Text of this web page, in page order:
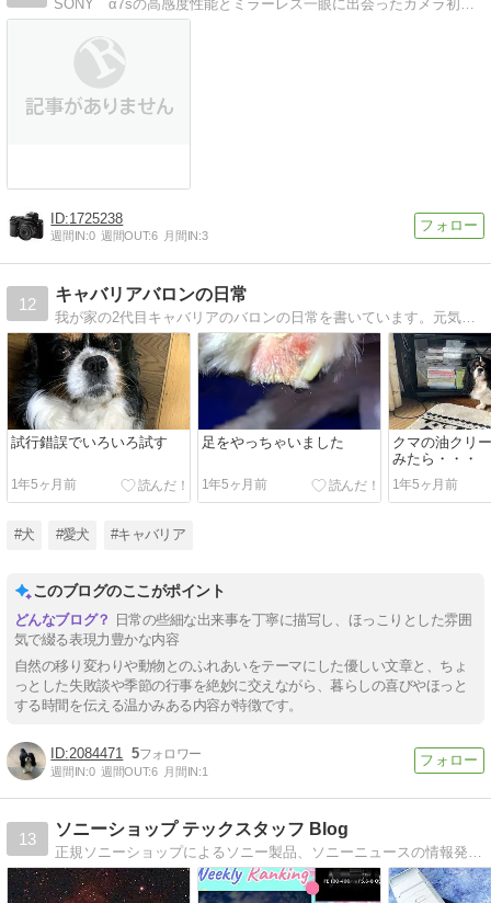
1725238
週間IN:0 週間OUT:6 月間IN:3
12
キャバリアバロンの日常
我が家の2代目キャバリアのバロンの日常を書いています。元気度マックスのバロンをよろしくお願いします。
試行錯誤でいろいろ試す
1年5ヶ月前
足をやっちゃいました
1年5ヶ月前
クマの油クリ
みたら・・・
1年5ヶ月前
#犬 #愛犬 #キャバリア
このブログのここがポイント
日常の些細な出来事を丁寧に描写し、ほっこりとした雰囲
気で綴る表現力豊かな内容
自然の移り変わりや動物とのふれあいをテーマにした優しい文章と、ちょ
っとした失敗談や季節の行事を絶妙に交えながら、暮らしの喜びやほっと
する時間を伝える温かみある内容が特徴です。
2084471 5
週間IN:0 週間OUT:6 月間IN:1
13
ソニーショップ テックスタッフ Blog